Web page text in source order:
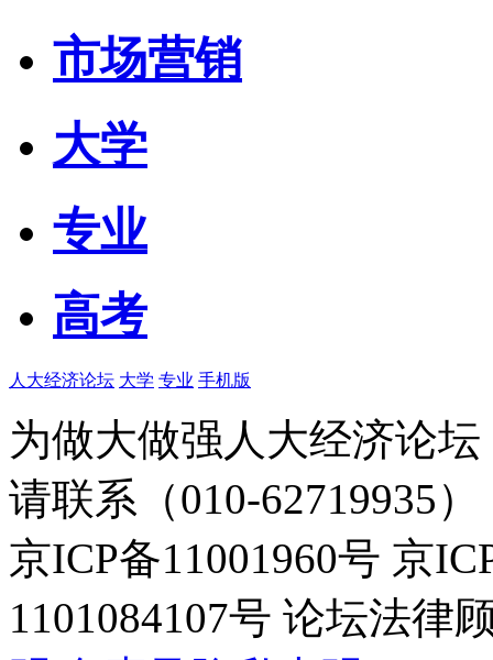
市场营销
大学
专业
高考
人大经济论坛 大学 专业 手机版
为做大做强人大经济论
请联系（010-62719935）
京ICP备11001960号 京
1101084107号 论坛法律